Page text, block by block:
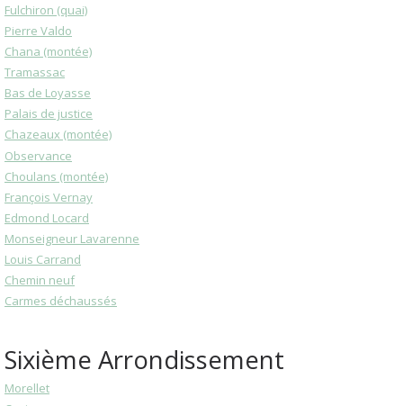
Fulchiron (quai)
Pierre Valdo
Chana (montée)
Tramassac
Bas de Loyasse
Palais de justice
Chazeaux (montée)
Observance
Choulans (montée)
François Vernay
Edmond Locard
Monseigneur Lavarenne
Louis Carrand
Chemin neuf
Carmes déchaussés
Sixième Arrondissement
Morellet